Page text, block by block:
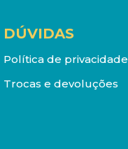
DÚVIDAS
Política de privacidade
Trocas e devoluções